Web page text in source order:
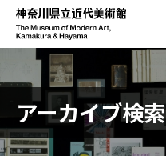
アーカイブ検索